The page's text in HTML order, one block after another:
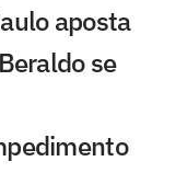
aposta
se